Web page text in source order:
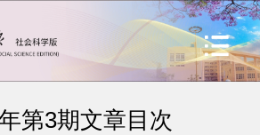
第3期文章目次